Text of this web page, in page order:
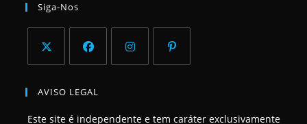
aba
Siga-Nos
em
em
AVISO LEGAL
Este site é independente e tem caráter exclusivamente